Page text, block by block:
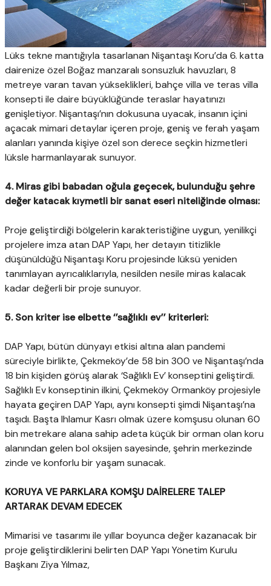
Lüks tekne mantığıyla tasarlanan Nişantaşı Koru’da 6. katta
dairenize özel Boğaz manzaralı sonsuzluk havuzları, 8
metreye varan tavan yükseklikleri, bahçe villa ve teras villa
konsepti ile daire büyüklüğünde teraslar hayatınızı
genişletiyor. Nişantaşı’nın dokusuna uyacak, insanın içini
açacak mimari detaylar içeren proje, geniş ve ferah yaşam
alanları yanında kişiye özel son derece seçkin hizmetleri
lüksle harmanlayarak sunuyor.
4. Miras gibi babadan oğula geçecek, bulunduğu şehre
değer katacak kıymetli bir sanat eseri niteliğinde olması:
Proje geliştirdiği bölgelerin karakteristiğine uygun, yenilikçi
projelere imza atan DAP Yapı, her detayın titizlikle
düşünüldüğü Nişantaşı Koru projesinde lüksü yeniden
tanımlayan ayrıcalıklarıyla, nesilden nesile miras kalacak
kadar değerli bir proje sunuyor.
5. Son kriter ise elbette ‘’sağlıklı ev’’ kriterleri:
DAP Yapı, bütün dünyayı etkisi altına alan pandemi
süreciyle birlikte, Çekmeköy’de 58 bin 300 ve Nişantaşı’nda
18 bin kişiden görüş alarak ‘Sağlıklı Ev’ konseptini geliştirdi.
Sağlıklı Ev konseptinin ilkini, Çekmeköy Ormanköy projesiyle
hayata geçiren DAP Yapı, aynı konsepti şimdi Nişantaşı’na
taşıdı. Başta Ihlamur Kasrı olmak üzere komşusu olunan 60
bin metrekare alana sahip adeta küçük bir orman olan koru
alanından gelen bol oksijen sayesinde, şehrin merkezinde
zinde ve konforlu bir yaşam sunacak.
KORUYA VE PARKLARA KOMŞU DAİRELERE TALEP
ARTARAK DEVAM EDECEK
Mimarisi ve tasarımı ile yıllar boyunca değer kazanacak bir
proje geliştirdiklerini belirten DAP Yapı Yönetim Kurulu
Başkanı Ziya Yılmaz,